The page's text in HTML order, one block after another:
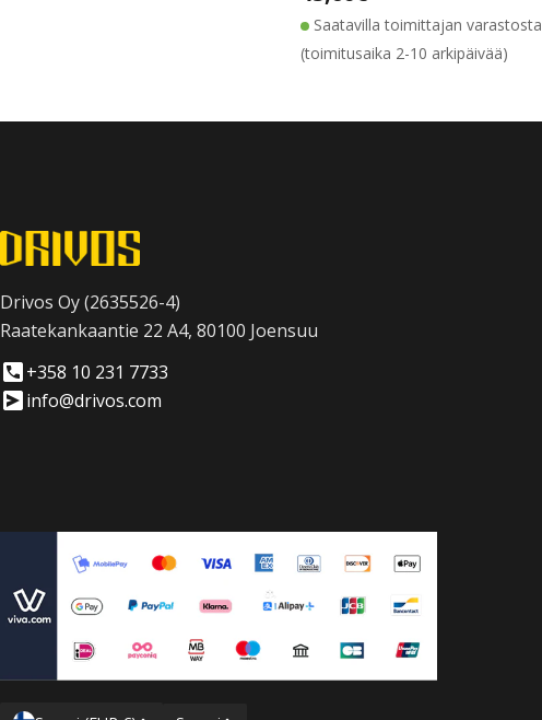
Saatavilla toimittajan varastosta
(toimitusaika 2-10 arkipäivää)
Drivos Oy (2635526-4)
Raatekankaantie 22 A4, 80100 Joensuu
+358 10 231 7733
info@drivos.com